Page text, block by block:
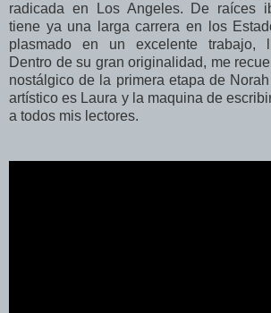
radicada en Los Angeles. De raíces
tiene ya una larga carrera en los
plasmado en un excelente trabajo,
Dentro de su gran originalidad, me
nostálgico de la primera etapa de
artístico es Laura y la maquina de
a todos mis lectores.